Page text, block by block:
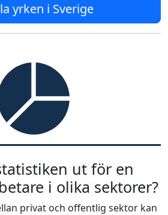
yrken i Sverige
ut för en
i olika sektorer?
privat och offentlig sektor kan